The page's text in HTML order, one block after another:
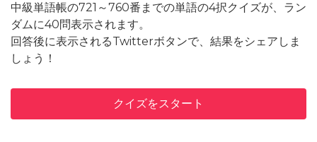
中級単語帳の721～760番までの単語の4択クイズが、ラン
ダムに40問表示されます。
回答後に表示されるTwitterボタンで、結果をシェアしま
しょう！
クイズをスタート